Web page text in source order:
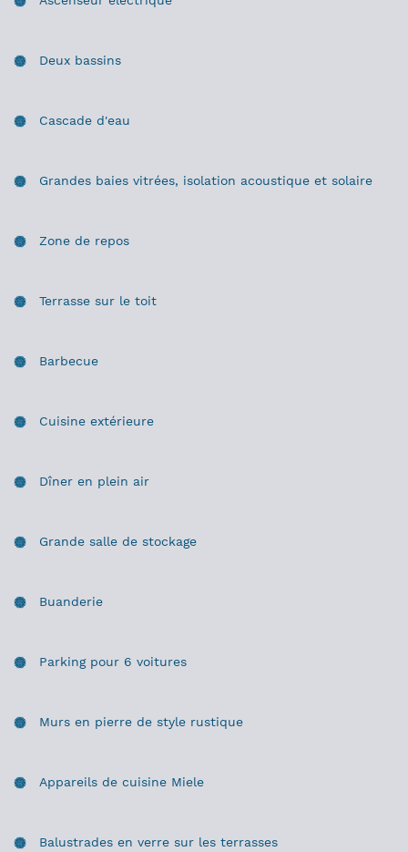
Deux bassins
Cascade d'eau
Grandes baies vitrées, isolation acoustique et solaire
Zone de repos
Terrasse sur le toit
Barbecue
Cuisine extérieure
Dîner en plein air
Grande salle de stockage
Buanderie
Parking pour 6 voitures
Murs en pierre de style rustique
Appareils de cuisine Miele
Balustrades en verre sur les terrasses